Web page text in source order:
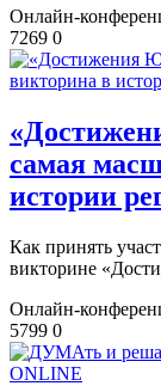
Онлайн-
7269 0
самая
истории
Как принять
викторине
Онлайн-
5799 0